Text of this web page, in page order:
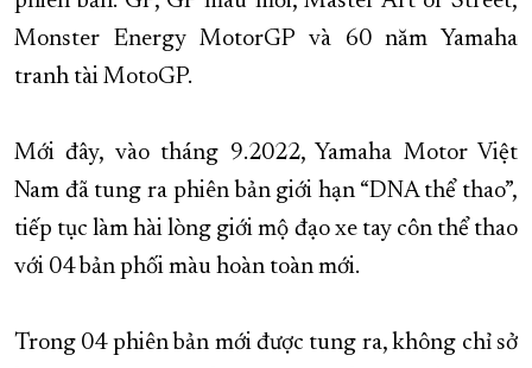
KHOẢNH KHẮC ĐẸP XỨ TRẦM
XÂY DỰNG KHÁNH HÒA TRỞ THÀNH THÀNH PHỐ TRỰC THUỘC
Monster Energy MotorGP và 60 năm Yamaha
tranh tài MotoGP.
Mới đây, vào tháng 9.2022, Yamaha Motor Việt
Nam đã tung ra phiên bản giới hạn “DNA thể thao”,
tiếp tục làm hài lòng giới mộ đạo xe tay côn thể thao
với 04 bản phối màu hoàn toàn mới.
Trong 04 phiên bản mới được tung ra, không chỉ sở